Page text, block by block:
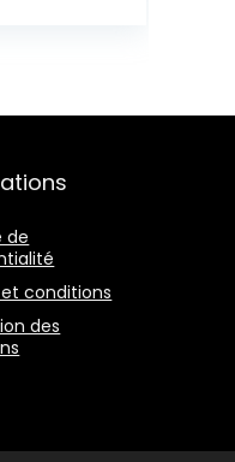
de
conditions
des